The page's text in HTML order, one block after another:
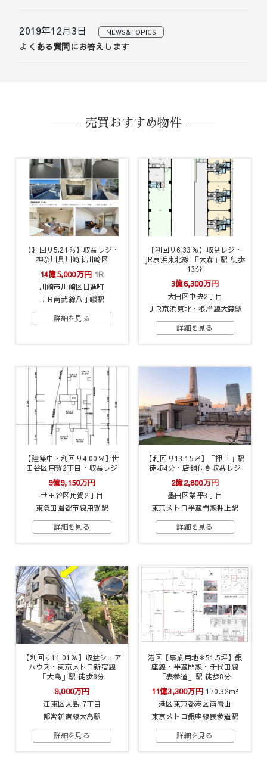
2019年12月3日 NEWS&TOPICS
よくある質問にお答えします
売買おすすめ物件
【利回り5.21％】収益レジ・
神奈川県川崎市川崎区
14億5,000万円 1R
川崎市川崎区日進町
ＪＲ南武線八丁畷駅
【利回り6.33％】収益レジ・
JR京浜東北線 「大森」駅 徒歩
13分
3億6,300万円
大田区中央2丁目
ＪＲ京浜東北・根岸線大森駅
【建築中・利回り4.00％】世
田谷区用賀2丁目・収益レジ
9億9,150万円
世田谷区用賀2丁目
東急田園都市線用賀駅
【利回り13.15％】「押上」駅
徒歩4分・店舗付き収益レジ
2億2,800万円
墨田区業平3丁目
東京メトロ半蔵門線押上駅
【利回り11.01％】収益シェア
ハウス・東京メトロ新宿線
「大島」駅 徒歩8分
9,000万円
江東区大島 7丁目
都営新宿線大島駅
港区【事業用地＊51.5坪】銀
座線・半蔵門線・千代田線
「表参道」駅 徒歩8分
11億3,300万円 170.32m²
港区東京都港区南青山
東京メトロ銀座線表参道駅